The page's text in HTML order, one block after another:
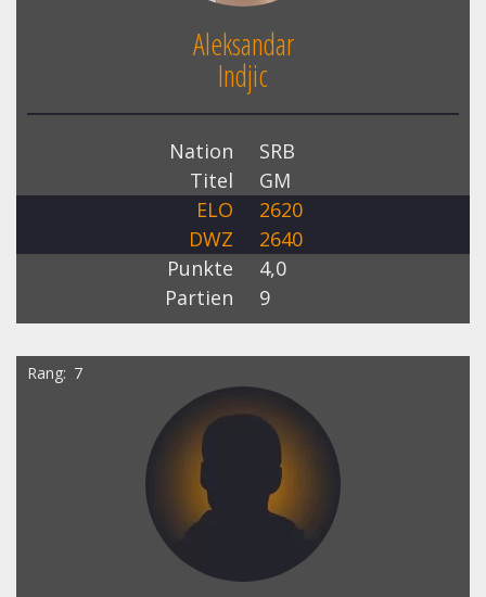
Aleksandar
Indjic
Nation
SRB
Titel
GM
ELO
2620
DWZ
2640
Punkte
4,0
Partien
9
Rang 7